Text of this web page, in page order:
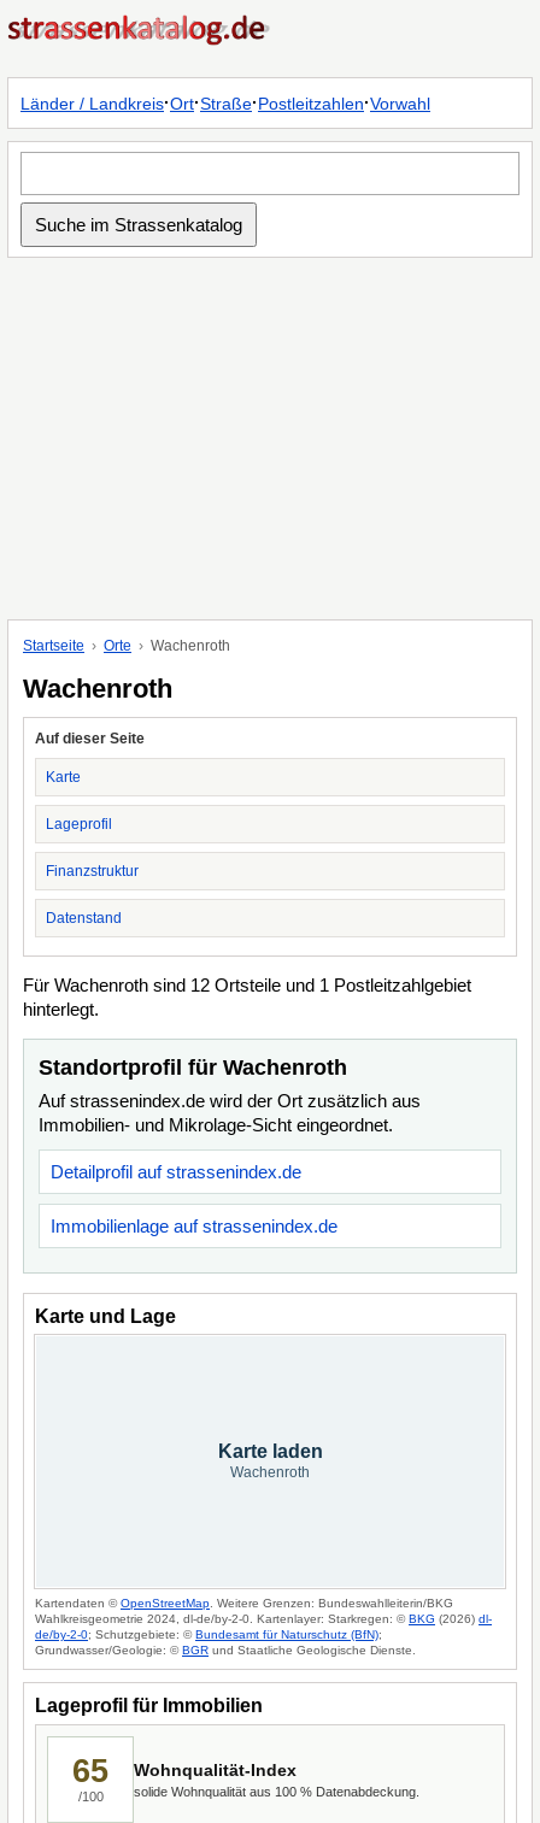
Länder / Landkreis·Ort·Straße·Postleitzahlen·Vorwahl
Startseite Orte Wachenroth
Wachenroth
Auf dieser Seite
Karte
Lageprofil
Finanzstruktur
Datenstand
Für Wachenroth sind 12 Ortsteile und 1 Postleitzahlgebiet
hinterlegt.
Standortprofil für Wachenroth
Auf strassenindex.de wird der Ort zusätzlich aus
Immobilien- und Mikrolage-Sicht eingeordnet.
Detailprofil auf strassenindex.de
Immobilienlage auf strassenindex.de
Karte und Lage
Karte laden
Wachenroth
Kartendaten ©OpenStreetMap . Weitere Grenzen: Bundeswahlleiterin/BKG
Wahlkreisgeometrie 2024, dl-de/by-2-0. Kartenlayer: Starkregen: ©BKG (2026) dl-
de/by-2-0; Schutzgebiete: ©Bundesamt für Naturschutz (BfN);
Grundwasser/Geologie: ©BGR und Staatliche Geologische Dienste.
Lageprofil für Immobilien
65
/100
Wohnqualität-Index
solide Wohnqualität aus 100 % Datenabdeckung.